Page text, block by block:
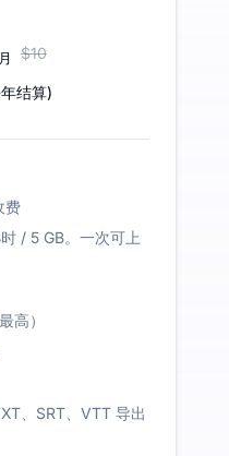
$10
结算)
费
/ 5 GB。一次可上
高）
、SRT、VTT 导出